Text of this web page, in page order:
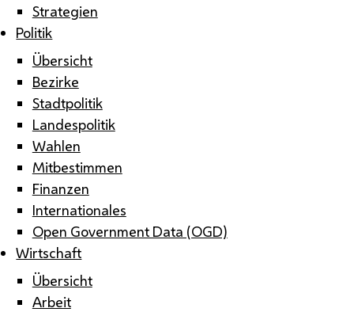
Strategien
Politik
Übersicht
Bezirke
Stadtpolitik
Landespolitik
Wahlen
Mitbestimmen
Finanzen
Internationales
Open Government Data (OGD)
Wirtschaft
Übersicht
Arbeit